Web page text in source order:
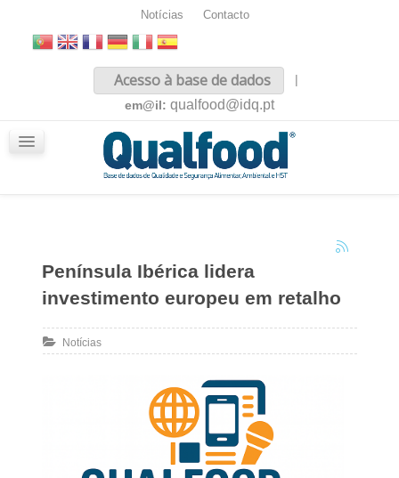
Notícias Contacto
Acesso à base de dados
|
em@il: qualfood@idq.pt
Península Ibérica lidera
investimento europeu em retalho
Notícias